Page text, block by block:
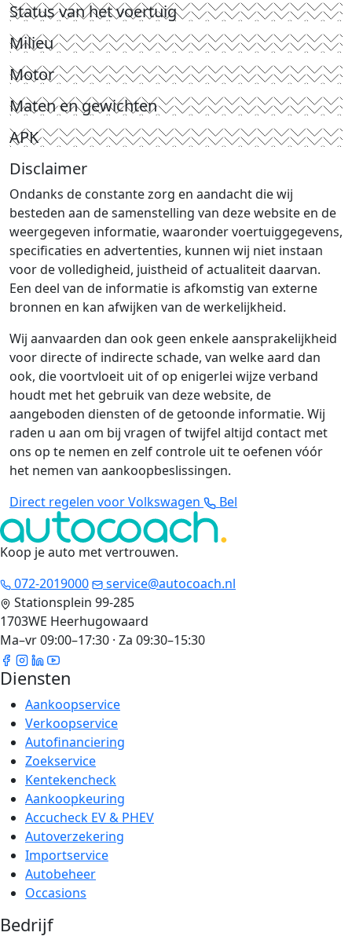
Status van het voertuig
Milieu
Motor
Maten en gewichten
APK
Disclaimer
Ondanks de constante zorg en aandacht die wij
besteden aan de samenstelling van deze website en de
weergegeven informatie, waaronder voertuiggegevens,
specificaties en advertenties, kunnen wij niet instaan
voor de volledigheid, juistheid of actualiteit daarvan.
Een deel van de informatie is afkomstig van externe
bronnen en kan afwijken van de werkelijkheid.
Wij aanvaarden dan ook geen enkele aansprakelijkheid
voor directe of indirecte schade, van welke aard dan
ook, die voortvloeit uit of op enigerlei wijze verband
houdt met het gebruik van deze website, de
aangeboden diensten of de getoonde informatie. Wij
raden u aan om bij vragen of twijfel altijd contact met
ons op te nemen en zelf controle uit te oefenen vóór
het nemen van aankoopbeslissingen.
Direct regelen voor Volkswagen
Bel
Koop je auto met vertrouwen.
072-2019000
service@autocoach.nl
Stationsplein 99-285
1703WE Heerhugowaard
Ma–vr 09:00–17:30 · Za 09:30–15:30
Diensten
Aankoopservice
Verkoopservice
Autofinanciering
Zoekservice
Kentekencheck
Aankoopkeuring
Accucheck EV & PHEV
Autoverzekering
Importservice
Autobeheer
Occasions
Bedrijf